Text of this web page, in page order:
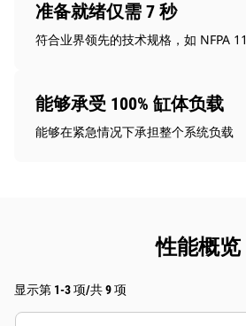
准备就绪仅需 7 秒
符合业界领先的技术规格，如 NFPA
能够承受 100% 缸体负载
能够在紧急情况下承担整个系统负载
性能概览
显示第 1-3 项/共 9 项